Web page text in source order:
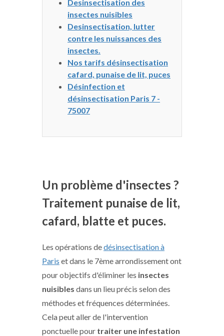
Desinsectisation des
insectes nuisibles
Desinsectisation, lutter
contre les nuissances des
insectes.
Nos tarifs désinsectisation
cafard, punaise de lit, puces
Désinfection et
désinsectisation Paris 7 -
75007
Un problème d'insectes ?
Traitement punaise de lit,
cafard, blatte et puces.
Les opérations dedésinsectisation à
Paris et dans le 7ème arrondissement ont
pour objectifs d'éliminer les insectes
nuisibles dans un lieu précis selon des
méthodes et fréquences déterminées.
Cela peut aller de l'intervention
ponctuelle pour traiter une infestation